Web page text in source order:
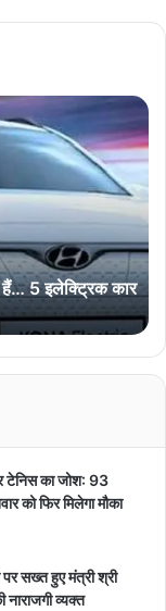
5 इलेक्ट्रिक कार
टेनिस का जोश: 93
को फिर मिलेगा मौका
पर सख्त हुए मंत्री श्री
नाराजगी व्यक्त